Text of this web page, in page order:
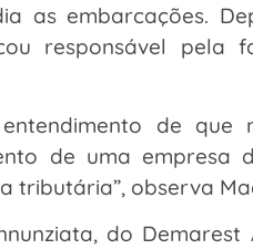
as embarcações.
responsável pela
de que
de uma empresa
tributária”, observa
do Demarest